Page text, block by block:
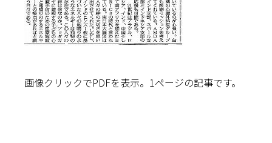
画像クリックでPDFを表示。1ページの記事です。